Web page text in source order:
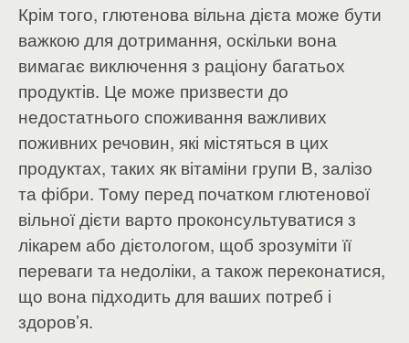
Крім того, глютенова вільна дієта може бути
важкою для дотримання, оскільки вона
вимагає виключення з раціону багатьох
продуктів. Це може призвести до
недостатнього споживання важливих
поживних речовин, які містяться в цих
продуктах, таких як вітаміни групи В, залізо
та фібри. Тому перед початком глютенової
вільної дієти варто проконсультуватися з
лікарем або дієтологом, щоб зрозуміти її
переваги та недоліки, а також переконатися,
що вона підходить для ваших потреб і
здоров’я.